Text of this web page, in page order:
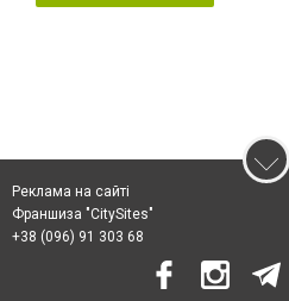
Реклама на сайті
Франшиза "CitySites"
+38 (096) 91 303 68